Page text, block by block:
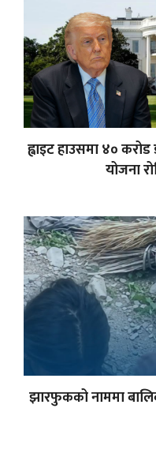
ह्वाइट हाउसमा ४०
योजना
झारफुकको नाममा